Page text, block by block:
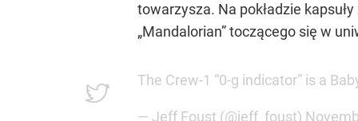
towarzysza. Na pokładzie
„Mandalorian” toczącego się w
The Crew-1 “0-g indicator” is a
— Jeff Foust (@jeff_foust)